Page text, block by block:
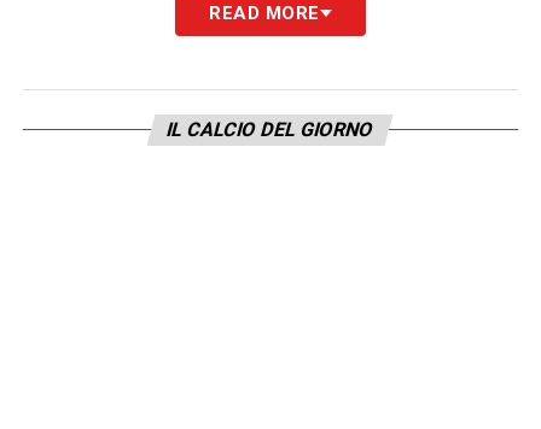
Il profilo dell’ivoriano combacia alla
spregiudicato di Slot. Il Manchester City, dal
ha già in rosa un talento dalle
READ MORE
IL CALCIO DEL GIORNO